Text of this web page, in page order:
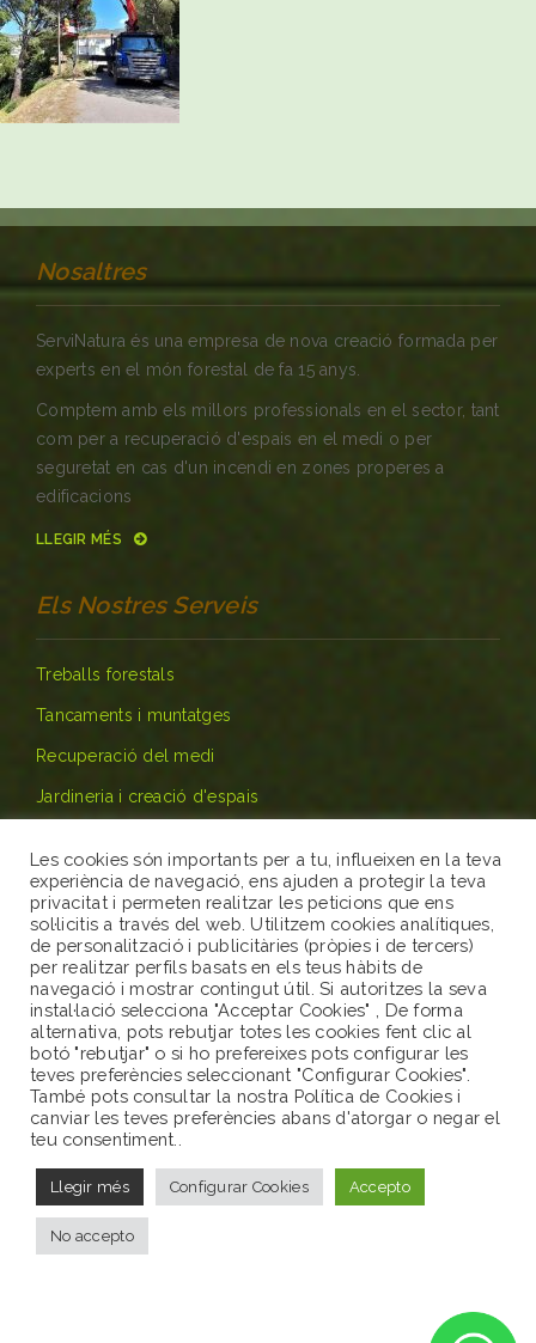
Nosaltres
ServiNatura és una empresa de nova creació formada per
experts en el món forestal de fa 15 anys.
Comptem amb els millors professionals en el sector, tant
com per a recuperació d'espais en el medi o per
seguretat en cas d'un incendi en zones properes a
edificacions
LLEGIR MÉS
Els Nostres Serveis
Treballs forestals
Tancaments i muntatges
Recuperació del medi
Jardineria i creació d'espais
Contacta’ns
Carrer de Baix 7 17256 - Masos de Pals
646272969
info@servinatura.cat
Les cookies són importants per a tu, influeixen en la teva
experiència de navegació, ens ajuden a protegir la teva
privacitat i permeten realitzar les peticions que ens
sol·licitis a través del web. Utilitzem cookies analítiques,
de personalització i publicitàries (pròpies i de tercers)
per realitzar perfils basats en els teus hàbits de
navegació i mostrar contingut útil. Si autoritzes la seva
instal·lació selecciona "Acceptar Cookies" , De forma
alternativa, pots rebutjar totes les cookies fent clic al
botó "rebutjar" o si ho prefereixes pots configurar les
teves preferències seleccionant "Configurar Cookies".
També pots consultar la nostra Política de Cookies i
canviar les teves preferències abans d'atorgar o negar el
teu consentiment..
Llegir més Configurar Cookies Accepto
No accepto